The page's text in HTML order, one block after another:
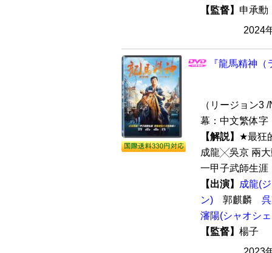
【監督】 申承
2024
『龍馬精神
（リージョン3
幕：中文繁体字
【解説】 ★最狂
成龍╳吳京 兩
一甲子武師生
【出演】
成龍(
ン) 郭麒麟
瀋陽(シャオシ
【監督】 楊子